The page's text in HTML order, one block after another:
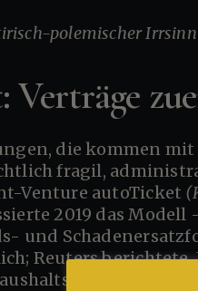
polemischer
fragil,
Venture autoTicket
2019 das
und
Reuters berichtete,
mit